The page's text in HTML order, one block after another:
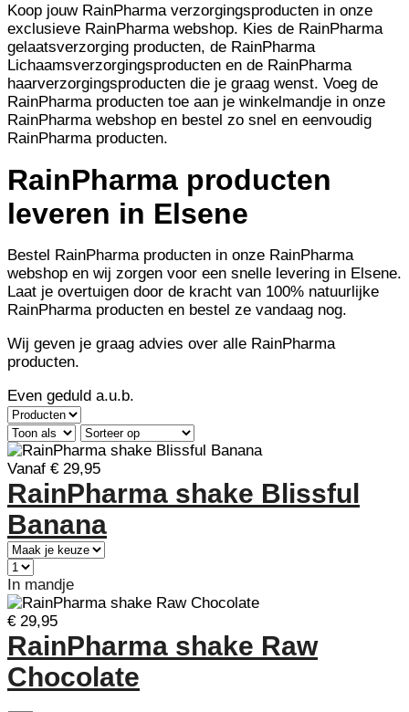
Koop jouw RainPharma verzorgingsproducten in onze
exclusieve RainPharma webshop. Kies de RainPharma
gelaatsverzorging producten, de RainPharma
Lichaamsverzorgingsproducten en de RainPharma
haarverzorgingsproducten die je graag wenst. Voeg de
RainPharma producten toe aan je winkelmandje in onze
RainPharma webshop en bestel zo snel en eenvoudig
RainPharma producten.
RainPharma producten
leveren in Elsene
Bestel RainPharma producten in onze RainPharma
webshop en wij zorgen voor een snelle levering in Elsene.
Laat je overtuigen door de kracht van 100% natuurlijke
RainPharma producten en bestel ze vandaag nog.
Wij geven je graag advies over alle RainPharma
producten.
Even geduld a.u.b.
Vanaf € 29,95
RainPharma shake Blissful
Banana
In mandje
€ 29,95
RainPharma shake Raw
Chocolate